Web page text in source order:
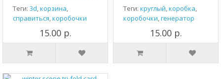
Теги: 3d,корзина,
справиться,коробочки
15.00 р.
Теги: круглый,коробка,
коробочки,генератор
15.00 р.